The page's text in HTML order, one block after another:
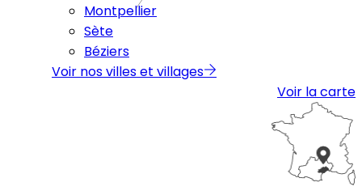
Montpellier
Sète
Béziers
Voir nos villes et villages
Voir la carte